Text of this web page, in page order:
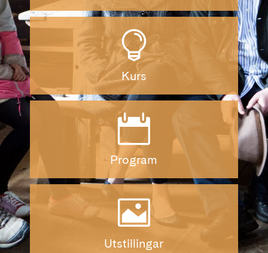

Kurs

Program

Utstillingar